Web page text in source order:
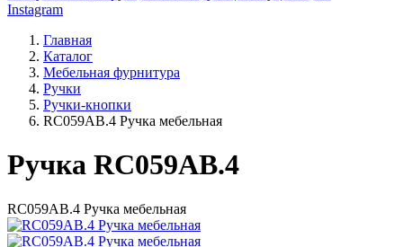
Instagram
Главная
Каталог
Мебельная фурнитура
Ручки
Ручки-кнопки
RC059AB.4 Ручка мебельная
Ручка RC059AB.4
RC059AB.4 Ручка мебельная